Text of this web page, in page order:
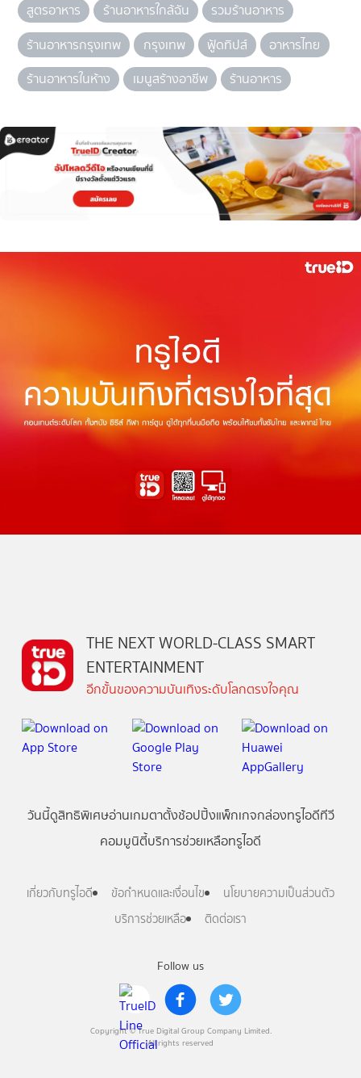
สูตรอาหาร ร้านอาหารใกล้ฉัน
รวมร้านอาหาร
ร้านอาหารกรุงเทพ
กรุงเทพ ฟู้ดทิปส์
อาหารไทย
ร้านอาหารในห้าง
เมนูสร้างอาชีพ ร้านอาหาร
Follow us
Copyright © True Digital Group Company Limited.
All rights reserved
THE NEXT WORLD-CLASS SMART
ENTERTAINMENT
อีกขั้นของความบันเทิงระดับโลกตรงใจคุณ
วันนี้ดูสิทธิพิเศษอ่านเกมตาตั้งช้อปปิ้งแพ็กเกจกล่องทรูไอดีทีวี
คอมมูนิตี้บริการช่วยเหลือทรูไอดี
เกี่ยวกับทรูไอดี ข้อกำหนดและเงื่อนไข
นโยบายความเป็นส่วนตัว
บริการช่วยเหลือ
ติดต่อเรา